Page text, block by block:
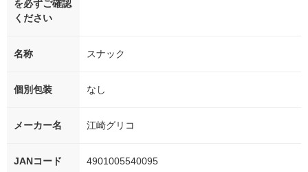
を必ずご確認
ください
名称 スナック
個別包装 なし
メーカー名 江崎グリコ
JANコード 4901005540095